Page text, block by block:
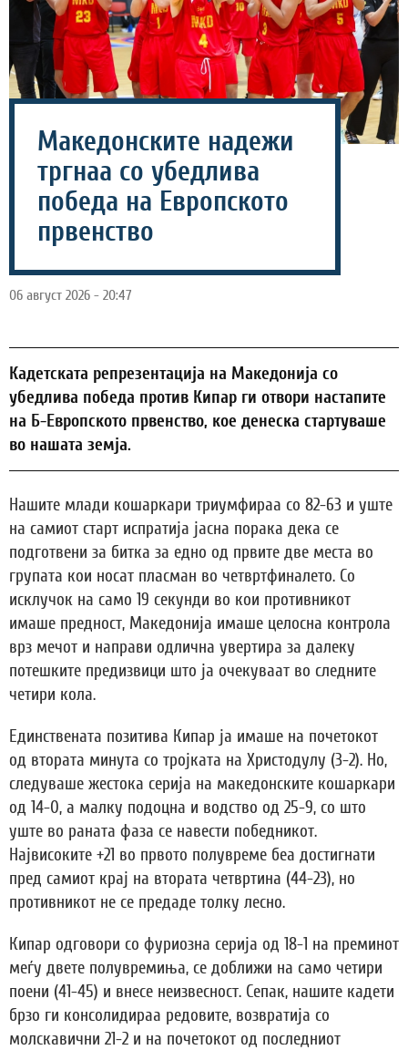
Македонските надежи
тргнаа со убедлива
победа на Европското
првенство
06 август 2026 - 20:47
Кадетската репрезентација на Македонија со
убедлива победа против Кипар ги отвори настапите
на Б-Европското првенство, кое денеска стартуваше
во нашата земја.
Нашите млади кошаркари триумфираа со 82-63 и уште
на самиот старт испратија јасна порака дека се
подготвени за битка за едно од првите две места во
групата кои носат пласман во четвртфиналето. Со
исклучок на само 19 секунди во кои противникот
имаше предност, Македонија имаше целосна контрола
врз мечот и направи одлична увертира за далеку
потешките предизвици што ја очекуваат во следните
четири кола.
Единствената позитива Кипар ја имаше на почетокот
од втората минута со тројката на Христодулу (3-2). Но,
следуваше жестока серија на македонските кошаркари
од 14-0, а малку подоцна и водство од 25-9, со што
уште во раната фаза се навести победникот.
Највисоките +21 во првото полувреме беа достигнати
пред самиот крај на втората четвртина (44-23), но
противникот не се предаде толку лесно.
Кипар одговори со фуриозна серија од 18-1 на преминот
меѓу двете полувремиња, се доближи на само четири
поени (41-45) и внесе неизвесност. Сепак, нашите кадети
брзо ги консолидираа редовите, возвратија со
молскавични 21-2 и на почетокот од последниот